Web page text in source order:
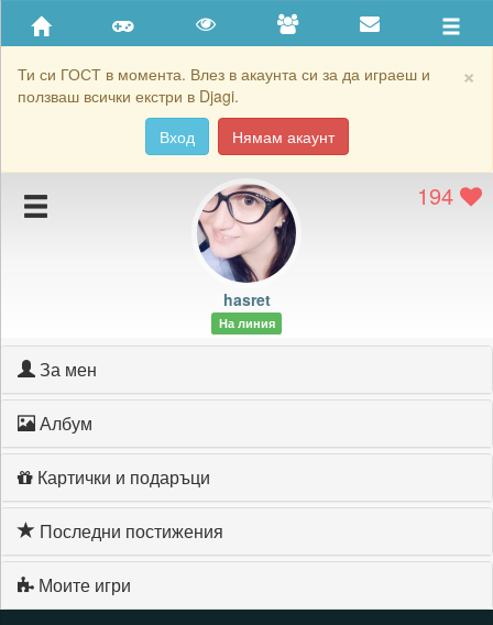
×
Ти си ГОСТ в момента. Влез в акаунта си за да играеш и
ползваш всички екстри в Djagi.
Вход
Нямам акаунт
Приятели
Хронология на игри
Подаръците на hasret 194
hasret
На линия
За мен
Албум
Картички и подаръци
Последни постижения
Моите игри